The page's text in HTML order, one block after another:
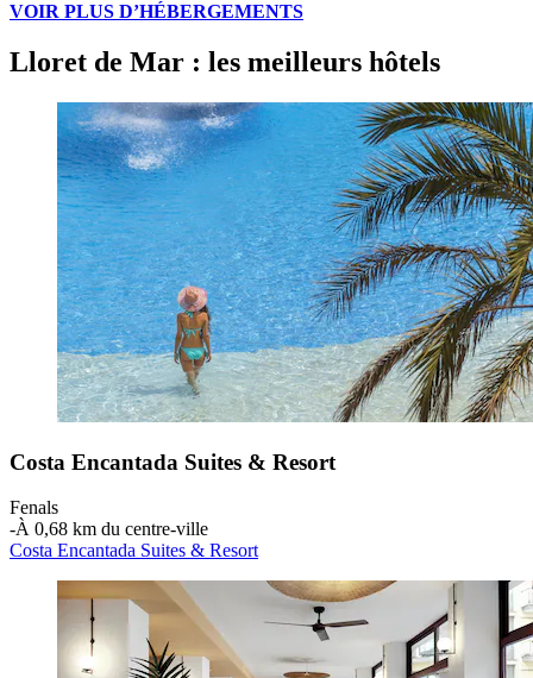
VOIR PLUS D’HÉBERGEMENTS
Lloret de Mar : les meilleurs hôtels
Costa Encantada Suites & Resort
Fenals
‐À 0,68 km du centre-ville
Costa Encantada Suites & Resort